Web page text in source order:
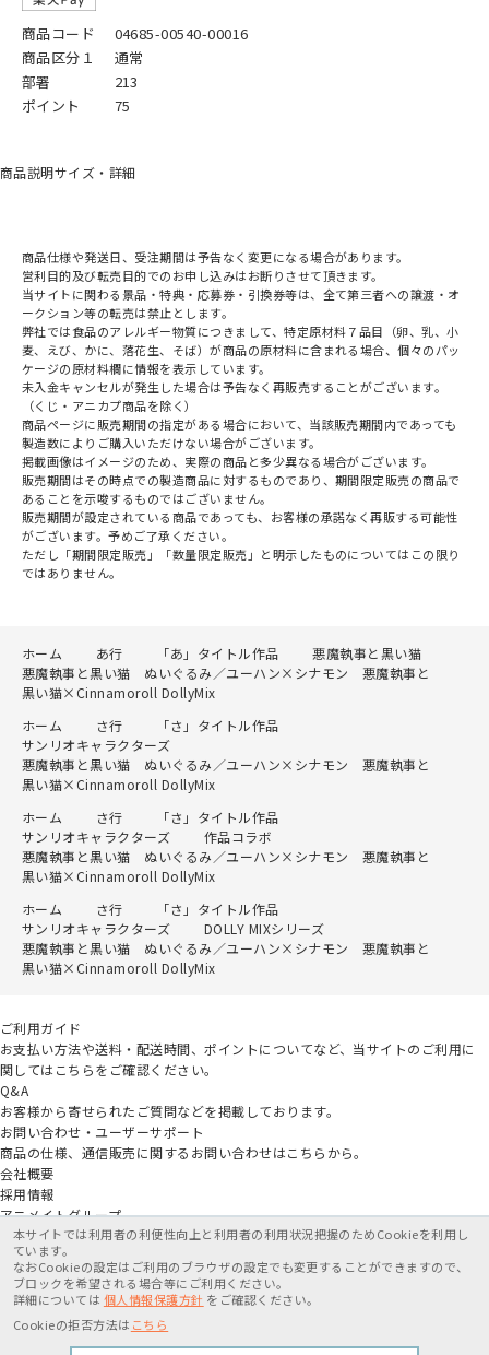
商品コード
04685-00540-00016
商品区分１
通常
部署
213
ポイント
75
商品説明サイズ・詳細
商品仕様や発送日、受注期間は予告なく変更になる場合があります。
営利目的及び転売目的でのお申し込みはお断りさせて頂きます。
当サイトに関わる景品・特典・応募券・引換券等は、全て第三者への譲渡・オ
ークション等の転売は禁止とします。
弊社では食品のアレルギー物質につきまして、特定原材料７品目（卵、乳、小
麦、えび、かに、落花生、そば）が商品の原材料に含まれる場合、個々のパッ
ケージの原材料欄に情報を表示しています。
未入金キャンセルが発生した場合は予告なく再販売することがございます。
（くじ・アニカプ商品を除く）
商品ページに販売期間の指定がある場合において、当該販売期間内であっても
製造数によりご購入いただけない場合がございます。
掲載画像はイメージのため、実際の商品と多少異なる場合がございます。
販売期間はその時点での製造商品に対するものであり、期間限定販売の商品で
あることを示唆するものではございません。
販売期間が設定されている商品であっても、お客様の承諾なく再販する可能性
がございます。予めご了承ください。
ただし「期間限定販売」「数量限定販売」と明示したものについてはこの限り
ではありません。
ホーム あ行 「あ」タイトル作品
悪魔執事と黒い猫
悪魔執事と黒い猫 ぬいぐるみ／ユーハン×シナモン 悪魔執事と
黒い猫×Cinnamoroll DollyMix
ホーム
さ行
「さ」タイトル作品
サンリオキャラクターズ
悪魔執事と黒い猫 ぬいぐるみ／ユーハン×シナモン 悪魔執事と
黒い猫×Cinnamoroll DollyMix
ホーム
さ行
「さ」タイトル作品
サンリオキャラクターズ
作品コラボ
悪魔執事と黒い猫 ぬいぐるみ／ユーハン×シナモン 悪魔執事と
黒い猫×Cinnamoroll DollyMix
ホーム
さ行
「さ」タイトル作品
サンリオキャラクターズ
DOLLY MIXシリーズ
悪魔執事と黒い猫 ぬいぐるみ／ユーハン×シナモン 悪魔執事と
黒い猫×Cinnamoroll DollyMix
ご利用ガイド
お支払い方法や送料・配送時間、ポイントについてなど、当サイトのご利用に
関してはこちらをご確認ください。
Q&A
お客様から寄せられたご質問などを掲載しております。
お問い合わせ・ユーザーサポート
商品の仕様、通信販売に関するお問い合わせはこちらから。
会社概要
採用情報
アニメイトグループ
特定商取引法に基づく表記
本サイトでは利用者の利便性向上と利用者の利用状況把握のためCookieを利用し
ています。
なおCookieの設定はご利用のブラウザの設定でも変更することができますので、
ブロックを希望される場合等にご利用ください。
詳細については 個人情報保護方針 をご確認ください。
Cookieの拒否方法は こちら